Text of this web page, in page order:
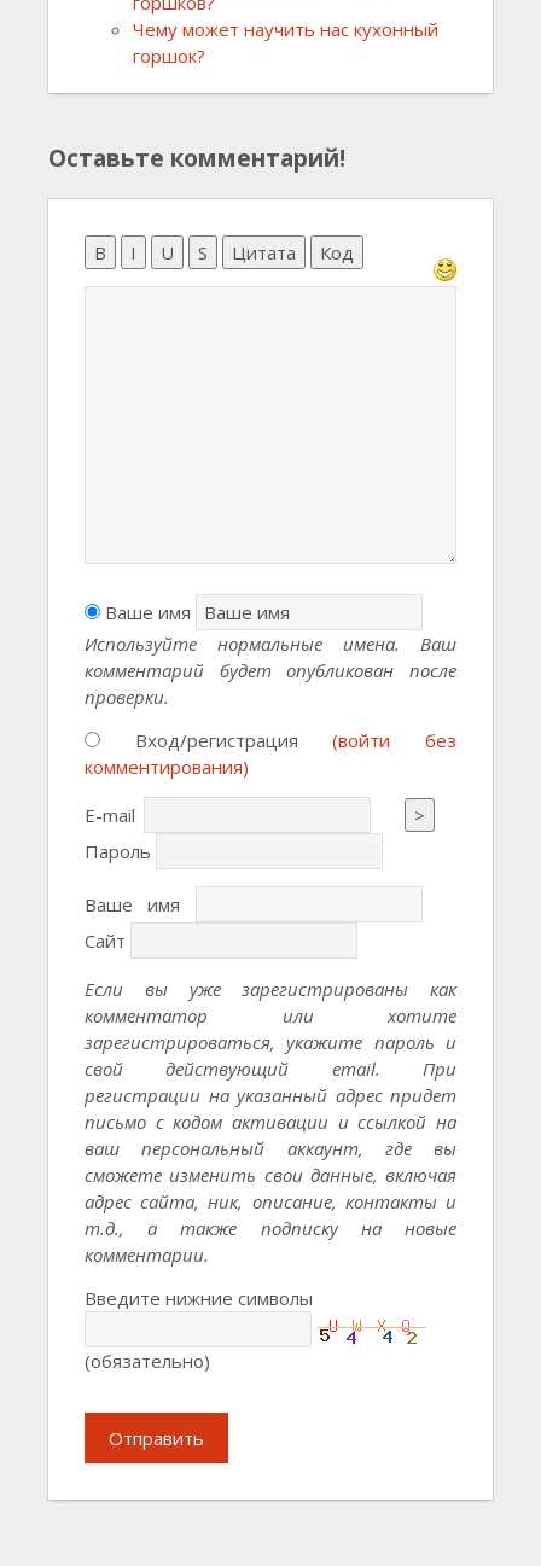
Чему может научить нас кухонный
горшок?
Оставьте комментарий!
B I U S Цитата Код
Ваше имя
Используйте нормальные имена. Ваш
комментарий будет опубликован после
проверки.
Вход/регистрация(войти без
комментирования)
E-mail
>
Пароль
Ваше имя
Сайт
Если вы уже зарегистрированы как
комментатор или хотите
зарегистрироваться, укажите пароль и
свой действующий email. При
регистрации на указанный адрес придет
письмо с кодом активации и ссылкой на
ваш персональный аккаунт, где вы
сможете изменить свои данные, включая
адрес сайта, ник, описание, контакты и
т.д., а также подписку на новые
комментарии.
Введите нижние символы
(обязательно)
Отправить